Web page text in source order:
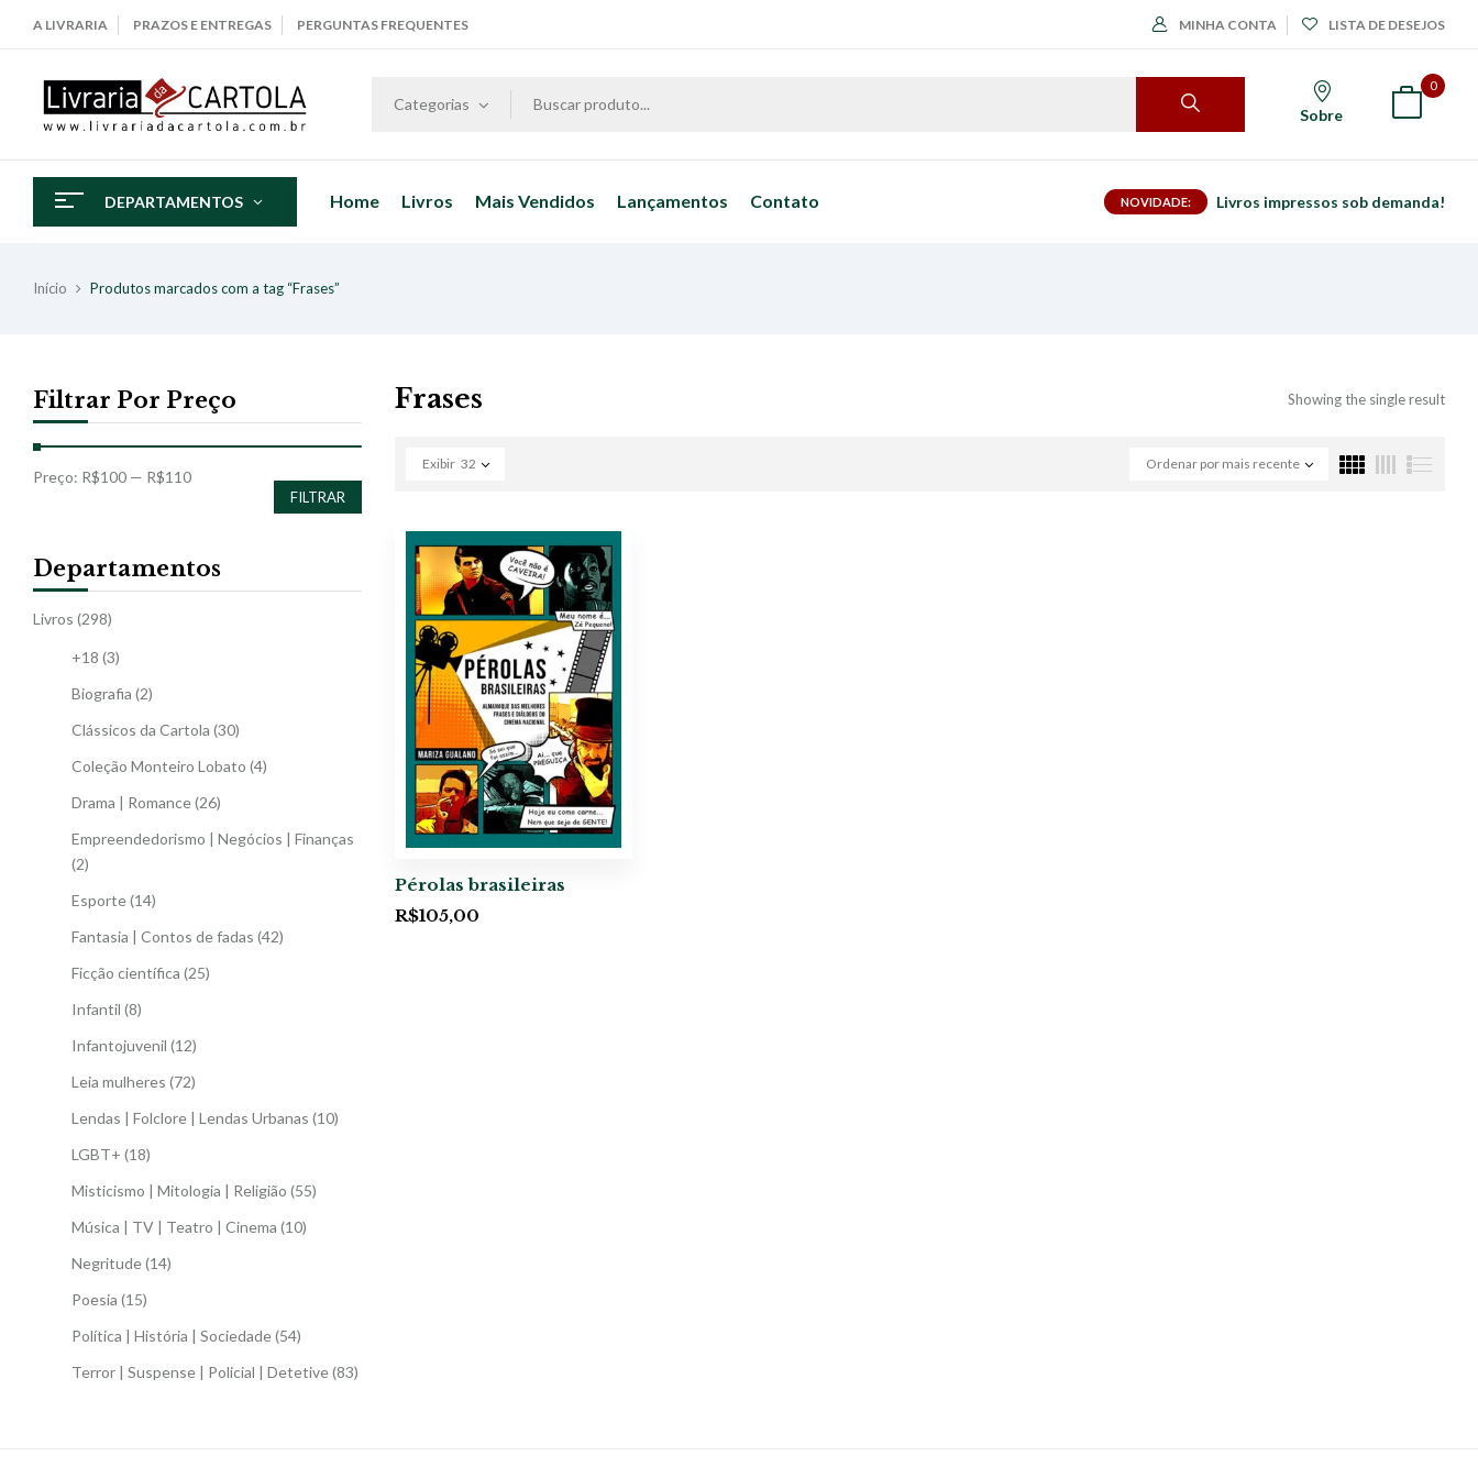
A LIVRARIA PRAZOS E ENTREGAS PERGUNTAS FREQUENTES MINHA CONTA LISTA DE DESEJOS
Categorias
Sobre
0
DEPARTAMENTOS Home Livros Mais Vendidos Lançamentos Contato NOVIDADE: Livros impressos sob demanda!
Início Produtos marcados com a tag “Frases”
Filtrar Por Preço
FILTRAR
Preço: R$100 — R$110
Departamentos
Livros (298)
+18 (3)
Biografia (2)
Clássicos da Cartola (30)
Coleção Monteiro Lobato (4)
Drama | Romance(26)
Empreendedorismo | Negócios | Finanças
(2)
Esporte(14)
Fantasia | Contos de fadas (42)
Ficção científica (25)
Infantil (8)
Infantojuvenil (12)
Leia mulheres (72)
Lendas | Folclore | Lendas Urbanas (10)
LGBT+ (18)
Misticismo | Mitologia | Religião (55)
Música | TV | Teatro | Cinema (10)
Negritude(14)
Poesia (15)
Política | História | Sociedade(54)
Terror | Suspense | Policial | Detetive(83)
Frases Showing the single result
Ordenar por mais recente
Exibir 32
Pérolas brasileiras
R$105,00